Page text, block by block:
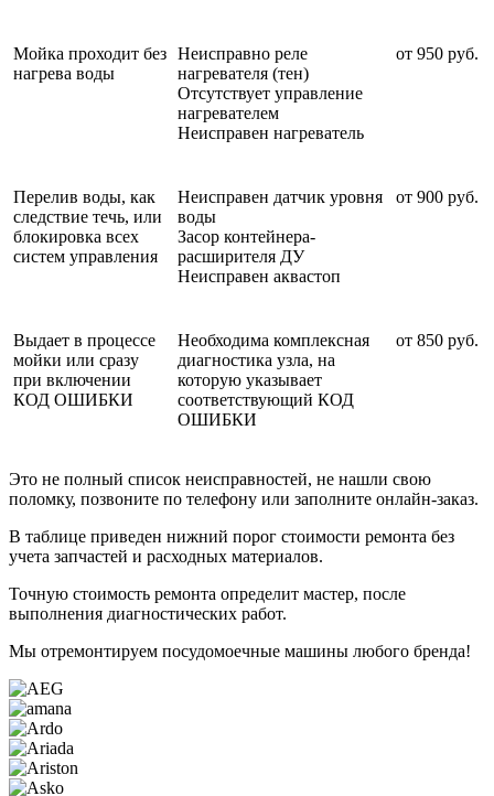
Мойка проходит без
нагрева воды
Неисправно реле
нагревателя (тен)
Отсутствует управление
нагревателем
Неисправен нагреватель
от 950 руб.
Перелив воды, как
следствие течь, или
блокировка всех
систем управления
Неисправен датчик уровня
воды
Засор контейнера-
расширителя ДУ
Неисправен аквастоп
от 900 руб.
Выдает в процессе
мойки или сразу
при включении
КОД ОШИБКИ
Необходима комплексная
диагностика узла, на
которую указывает
соответствующий КОД
ОШИБКИ
от 850 руб.
Это не полный список неисправностей, не нашли свою
поломку, позвоните по телефону или заполните онлайн-заказ.
В таблице приведен нижний порог стоимости ремонта без
учета запчастей и расходных материалов.
Точную стоимость ремонта определит мастер, после
выполнения диагностических работ.
Мы отремонтируем посудомоечные машины любого бренда!